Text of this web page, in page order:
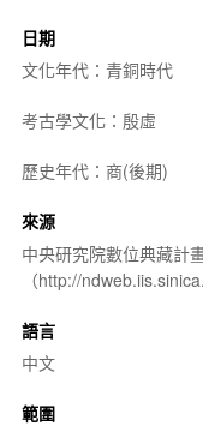
日期
文化年代：青銅時代
考古學文化：殷虛
歷史年代：商(後期)
來源
中央研究院數位典藏計
（http://
語言
中文
範圍